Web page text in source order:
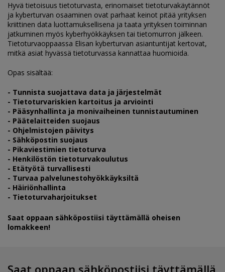
Hyvä tietoisuus tietoturvasta, erinomaiset tietoturvakäytännöt
ja kyberturvan osaaminen ovat parhaat keinot pitää yrityksen
kriittinen data luottamuksellisena ja taata yrityksen toiminnan
jatkuminen myös kyberhyökkäyksen tai tietomurron jälkeen.
Tietoturvaoppaassa Elisan kyberturvan asiantuntijat kertovat,
mitkä asiat hyvässä tietoturvassa kannattaa huomioida.
Opas sisältää:
- Tunnista suojattava data ja järjestelmät
- Tietoturvariskien kartoitus ja arviointi
- Pääsynhallinta ja monivaiheinen tunnistautuminen
- Päätelaitteiden suojaus
- Ohjelmistojen päivitys
- Sähköpostin suojaus
- Pikaviestimien tietoturva
- Henkilöstön tietoturvakoulutus
- Etätyötä turvallisesti
- Turvaa palvelunestohyökkäyksiltä
- Häiriönhallinta
- Tietoturvaharjoitukset
Saat oppaan sähköpostiisi täyttämällä oheisen
lomakkeen!